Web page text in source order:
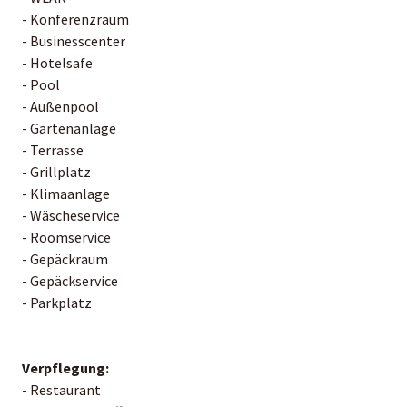
- Konferenzraum
- Businesscenter
- Hotelsafe
- Pool
- Außenpool
- Gartenanlage
- Terrasse
- Grillplatz
- Klimaanlage
- Wäscheservice
- Roomservice
- Gepäckraum
- Gepäckservice
- Parkplatz
Verpflegung:
- Restaurant